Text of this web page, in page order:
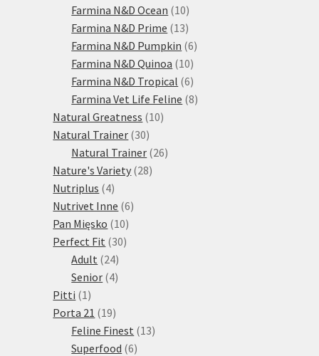
Farmina N&D Ocean 1010
produktů
Farmina N&D Prime 1313
produktů
Farmina N&D Pumpkin 66
Farmina N&D Quinoa 1010
produktů
Farmina N&D Tropical 66
produktů
Farmina Vet Life Feline 88
Natural Greatness 1010
Natural Trainer 3030
produktů
Natural Trainer 2626
Nature's Variety 2828
Nutriplus 44
produkty
Nutrivet Inne 66
Pan Mięsko 1010
produktů
Perfect Fit 3030
Adult 2424
produktů
Senior 44
Pitti 1 1
produkt
Porta 21 1919
produktů
Feline Finest 1313
Superfood 66